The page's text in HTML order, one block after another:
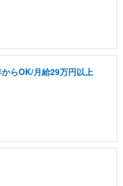
らOK/月給29万円以上